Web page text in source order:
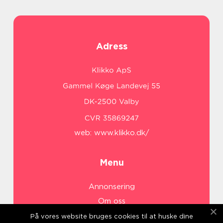
Adress
web: www.klikko.dk/
Menu
Annonsering
Om oss
Cookies
På vores website bruges cookies til at huske dine